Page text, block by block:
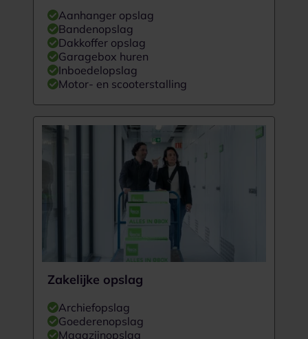
Aanhanger opslag
Bandenopslag
Dakkoffer opslag
Garagebox huren
Inboedelopslag
Motor- en scooterstalling
Zakelijke opslag
Archiefopslag
Goederenopslag
Magazijnopslag